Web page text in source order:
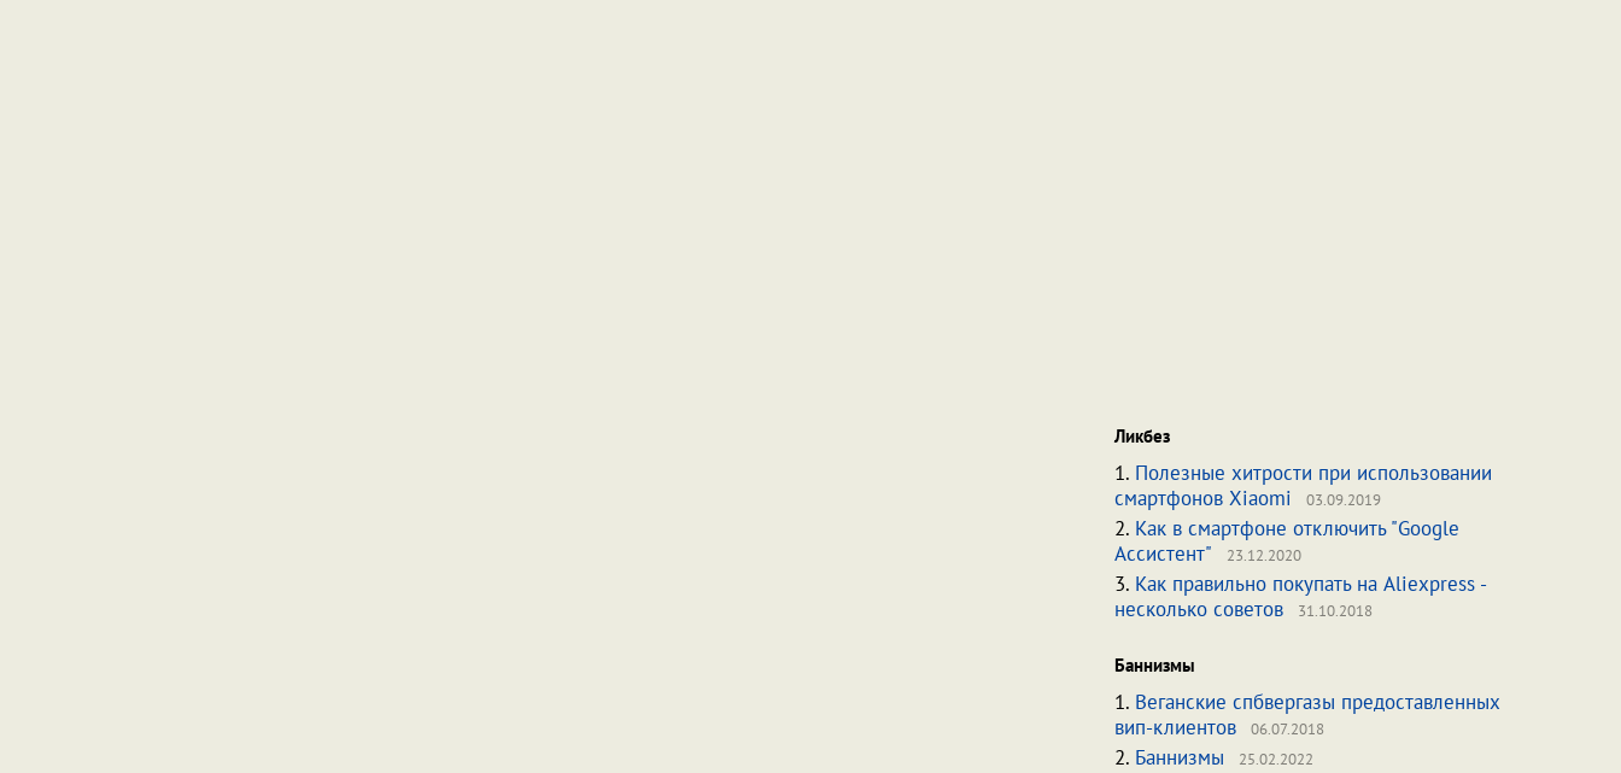
Ликбез
1. Полезные хитрости при использовании
смартфонов Xiaomi
03.09.2019
2. Как в смартфоне отключить "Google
Ассистент"
23.12.2020
3. Как правильно покупать на Aliexpress -
несколько советов
31.10.2018
Баннизмы
1. Веганские спбвергазы предоставленных
вип-клиентов
06.07.2018
2. Баннизмы 25.02.2022